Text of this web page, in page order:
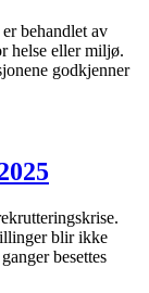
behandlet av
helse eller miljø.
godkjenner
blir ikke
besettes